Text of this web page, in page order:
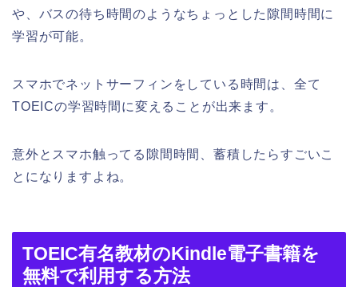
や、バスの待ち時間のようなちょっとした隙間時間に
学習が可能。
スマホでネットサーフィンをしている時間は、全て
TOEICの学習時間に変えることが出来ます。
意外とスマホ触ってる隙間時間、蓄積したらすごいこ
とになりますよね。
TOEIC有名教材のKindle電子書籍を
無料で利用する方法